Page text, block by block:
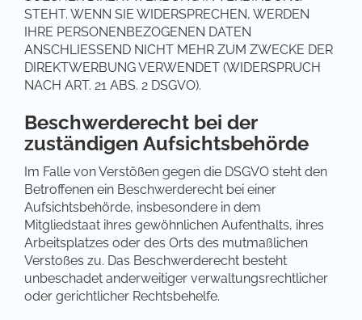
STEHT. WENN SIE WIDERSPRECHEN, WERDEN
IHRE PERSONENBEZOGENEN DATEN
ANSCHLIESSEND NICHT MEHR ZUM ZWECKE DER
DIREKTWERBUNG VERWENDET (WIDERSPRUCH
NACH ART. 21 ABS. 2 DSGVO).
Beschwerderecht bei der
zuständigen Aufsichtsbehörde
Im Falle von Verstößen gegen die DSGVO steht den
Betroffenen ein Beschwerderecht bei einer
Aufsichtsbehörde, insbesondere in dem
Mitgliedstaat ihres gewöhnlichen Aufenthalts, ihres
Arbeitsplatzes oder des Orts des mutmaßlichen
Verstoßes zu. Das Beschwerderecht besteht
unbeschadet anderweitiger verwaltungsrechtlicher
oder gerichtlicher Rechtsbehelfe.